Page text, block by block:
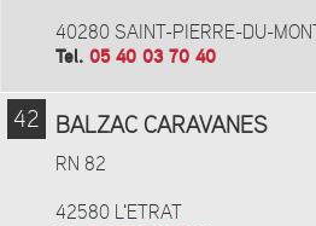
40280 SAINT-PIERRE-DU-MONT
Tel. 05 40 03 70 40
42 BALZAC CARAVANES
RN 82
42580 L'ETRAT